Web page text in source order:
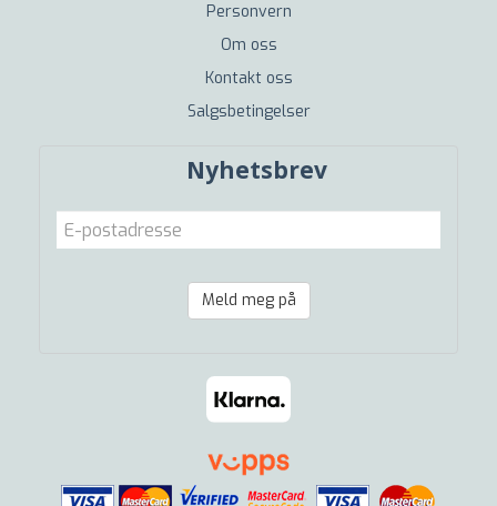
Personvern
Om oss
Kontakt oss
Salgsbetingelser
Nyhetsbrev
Meld meg på